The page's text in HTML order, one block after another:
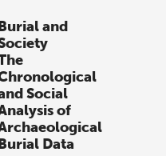
and
Social
of
Data